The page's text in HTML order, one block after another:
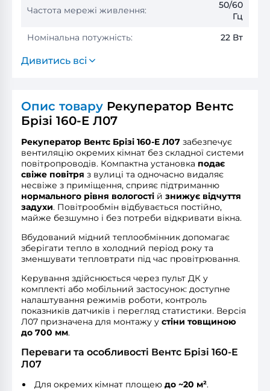
Частота мережі живлення:
50/60
Гц
Номінальна потужність:
22 Вт
Дивитись всі
Опис товару Рекуператор Вентс
Брізі 160-E Л07
Рекуператор Вентс Брізі 160-E Л07 забезпечує
вентиляцію окремих кімнат без складної системи
повітропроводів. Компактна установка подає
свіже повітря з вулиці та одночасно видаляє
несвіже з приміщення, сприяє підтриманню
нормального рівня вологості й знижує відчуття
задухи. Повітрообмін відбувається постійно,
майже безшумно і без потреби відкривати вікна.
Вбудований мідний теплообмінник допомагає
зберігати тепло в холодний період року та
зменшувати тепловтрати під час провітрювання.
Керування здійснюється через пульт ДК у
комплекті або мобільний застосунок: доступне
налаштування режимів роботи, контроль
показників датчиків і перегляд статистики. Версія
Л07 призначена для монтажу у стіни товщиною
до 700 мм.
Переваги та особливості Вентс Брізі 160-E
Л07
Для окремих кімнат площею до ~20 м².